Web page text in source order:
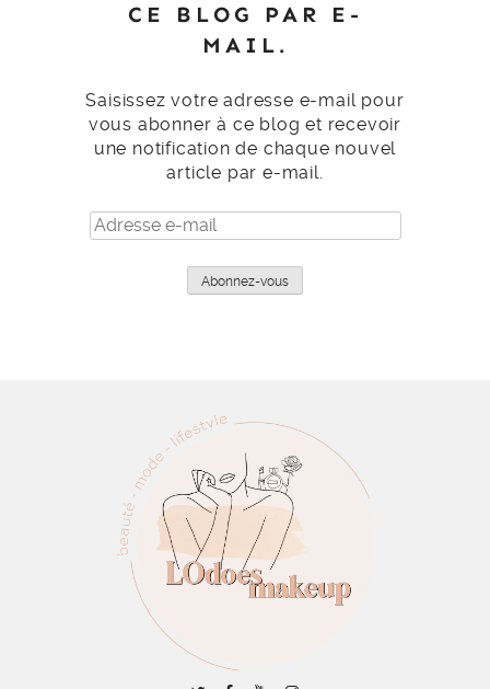
CE BLOG PAR E-
MAIL.
Saisissez votre adresse e-mail pour
vous abonner à ce blog et recevoir
une notification de chaque nouvel
article par e-mail.
Adresse
e-
Abonnez-vous